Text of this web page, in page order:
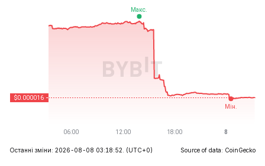
Останні зміни: 2026-08-08 03:18:52. (UTC+0) Source of data: CoinGecko